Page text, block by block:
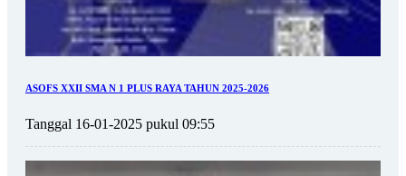
ASOFS XXII SMA N 1 PLUS RAYA TAHUN 2025-2026
Tanggal 16-01-2025 pukul 09:55